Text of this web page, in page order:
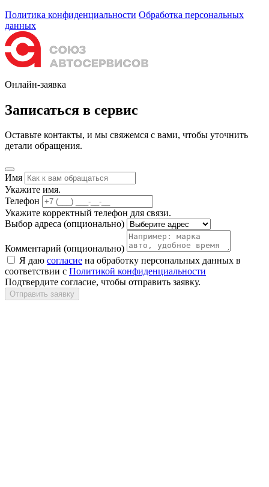
Политика конфиденциальности Обработка персональных
данных
Онлайн-заявка
Записаться в сервис
Оставьте контакты, и мы свяжемся с вами, чтобы уточнить
детали обращения.
Имя
Укажите имя.
Телефон
Укажите корректный телефон для связи.
Выбор адреса (опционально)
Комментарий (опционально)
Я даю согласие на обработку персональных данных в
соответствии с Политикой конфиденциальности
Подтвердите согласие, чтобы отправить заявку.
Отправить заявку